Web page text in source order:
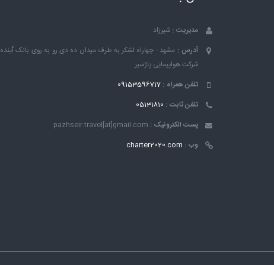
مدیریت : شیرزاد
آدرس : مشهد - چهاراه لشکر به طرف میدان ده دی رو به روی بانک ٱینده
شرکت هواپیمایی پاژسیر
تلفن همراه : 09153596717
تلفن ثابت : 05131810
پست الکترونیک : pazhseir.travel[at]gmail.com
وب : charter2020.com